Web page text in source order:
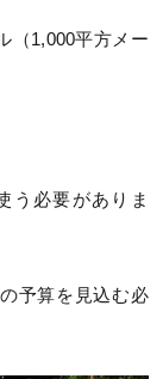
（1,000平方メー
う必要がありま
予算を見込む必